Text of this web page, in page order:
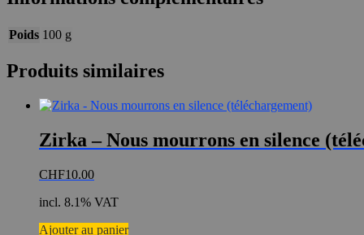
Poids 100 g
Produits similaires
Zirka – Nous mourrons en silence
CHF10.00
incl. 8.1% VAT
Ajouter au panier